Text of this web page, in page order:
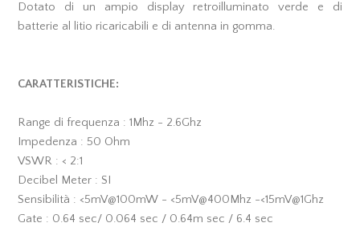
Dotato di un ampio display retroilluminato verde e di
batterie al litio ricaricabili e di antenna in gomma.
CARATTERISTICHE:
Range di frequenza : 1Mhz - 2.6Ghz
Impedenza : 50 Ohm
VSWR : < 2:1
Decibel Meter : SI
Sensibilità : <5mV@100mW - <5mV@400Mhz -<15mV@1Ghz
Gate : 0.64 sec/ 0.064 sec / 0.64m sec / 6.4 sec